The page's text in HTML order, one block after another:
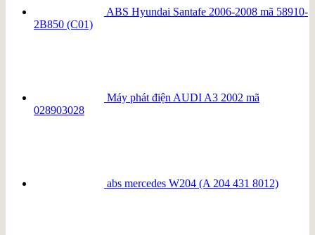
ABS Hyundai Santafe 2006-2008 mã 58910-
2B850 (C01)
Máy phát điện AUDI A3 2002 mã
028903028
abs mercedes W204 (A 204 431 8012)